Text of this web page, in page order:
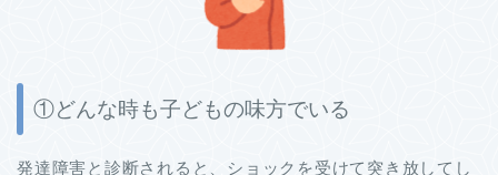
①どんな時も子どもの味方でいる
発達障害と診断されると、ショックを受けて突き放してし